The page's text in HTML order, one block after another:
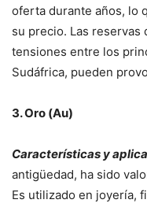
oferta durante años, lo
su precio. Las reservas
tensiones entre los
Sudáfrica, pueden
3. Oro (Au)
Características y
antigüedad, ha sido
Es utilizado en joyería,